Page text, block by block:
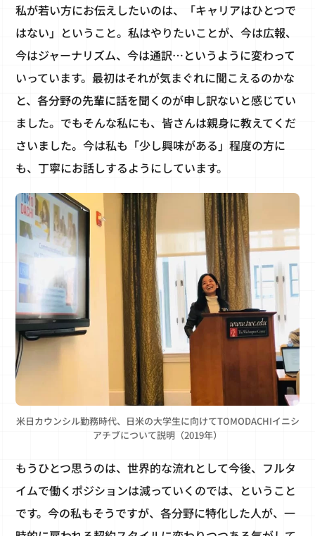
私が若い方にお伝えしたいのは、「キャリアはひとつで
はない」ということ。私はやりたいことが、今は広報、
今はジャーナリズム、今は通訳…というように変わって
いっています。最初はそれが気まぐれに聞こえるのかな
と、各分野の先輩に話を聞くのが申し訳ないと感じてい
ました。でもそんな私にも、皆さんは親身に教えてくだ
さいました。今は私も「少し興味がある」程度の方に
も、丁寧にお話しするようにしています。
米日カウンシル勤務時代、日米の大学生に向けてTOMODACHIイニシ
アチブについて説明（2019年）
もうひとつ思うのは、世界的な流れとして今後、フルタ
イムで働くポジションは減っていくのでは、ということ
です。今の私もそうですが、各分野に特化した人が、一